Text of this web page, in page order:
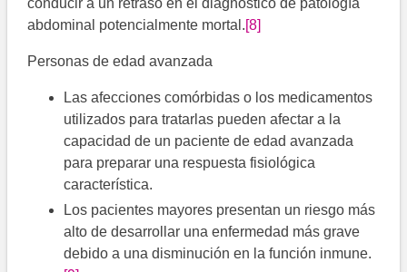
conducir a un retraso en el diagnóstico de patología
abdominal potencialmente mortal.[8]
Personas de edad avanzada
Las afecciones comórbidas o los medicamentos
utilizados para tratarlas pueden afectar a la
capacidad de un paciente de edad avanzada
para preparar una respuesta fisiológica
característica.
Los pacientes mayores presentan un riesgo más
alto de desarrollar una enfermedad más grave
debido a una disminución en la función inmune.